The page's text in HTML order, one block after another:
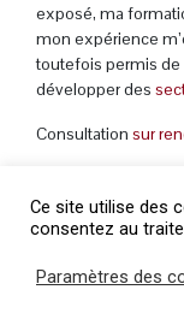
exposé, ma
mon expérience
toutefois permis de
développer des
Consultation sur
Ce site utilise des
consentez au
Paramètres des